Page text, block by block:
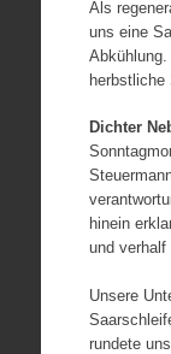
Als
uns eine
herbstliche
Dichter
hinein
und
Unsere
rundete